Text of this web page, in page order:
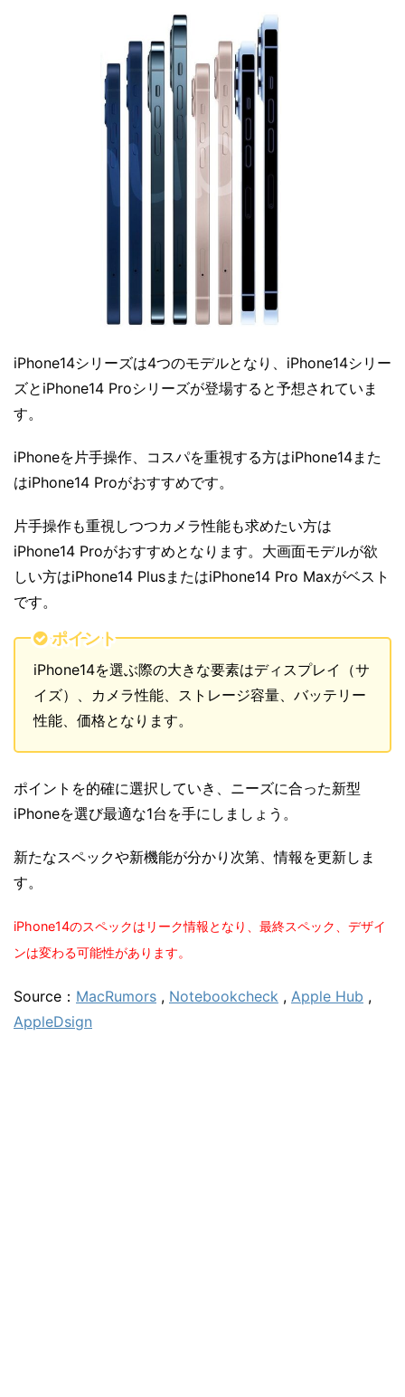
iPhone14シリーズは4つのモデルとなり、iPhone14シリー
ズとiPhone14 Proシリーズが登場すると予想されていま
す。
iPhoneを片手操作、コスパを重視する方はiPhone14また
はiPhone14 Proがおすすめです。
片手操作も重視しつつカメラ性能も求めたい方は
iPhone14 Proがおすすめとなります。大画面モデルが欲
しい方はiPhone14 PlusまたはiPhone14 Pro Maxがベスト
です。
ポイント
iPhone14を選ぶ際の大きな要素はディスプレイ（サ
イズ）、カメラ性能、ストレージ容量、バッテリー
性能、価格となります。
ポイントを的確に選択していき、ニーズに合った新型
iPhoneを選び最適な1台を手にしましょう。
新たなスペックや新機能が分かり次第、情報を更新しま
す。
iPhone14のスペックはリーク情報となり、最終スペック、デザイ
ンは変わる可能性があります。
Source： MacRumors , Notebookcheck , Apple Hub ,
AppleDsign